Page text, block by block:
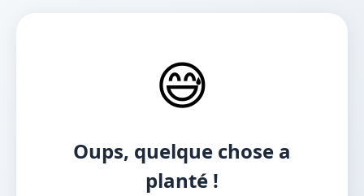
😅
Oups, quelque chose a
planté !